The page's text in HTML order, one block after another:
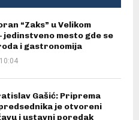
“Zaks” u Velikom
jedinstveno mesto gde se
i gastronomija
Gašić: Priprema
je otvoreni
i ustavni poredak